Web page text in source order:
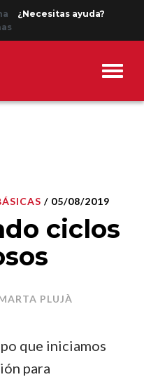
¿Necesitas ayuda?
/ 05/08/2019
ciclos
PLUJÀ
que iniciamos
para